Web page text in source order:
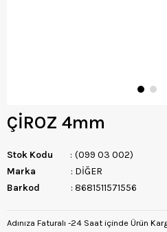
ÇİROZ 4mm
Stok Kodu
(099 03 002)
Marka
: DİĞER
Barkod
: 8681511571556
Adınıza Faturalı -24 Saat içinde Ürün